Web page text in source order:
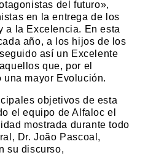
del futuro»,
en la entrega de los
a la Excelencia. En esta
año, a los hijos de los
así un Excelente
que, por el
mayor Evolución.
objetivos de esta
el equipo de Alfaloc el
mostrada durante todo
Dr. João Pascoal,
su discurso,